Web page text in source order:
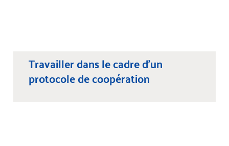
Travailler dans le cadre d’un
protocole de coopération